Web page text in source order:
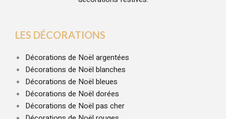
LES DÉCORATIONS
Décorations de Noël argentées
Décorations de Noël blanches
Décorations de Noël bleues
Décorations de Noël dorées
Décorations de Noël pas cher